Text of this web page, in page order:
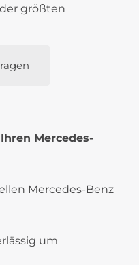
größten
Mercedes-
Mercedes-Benz
um